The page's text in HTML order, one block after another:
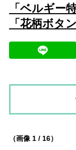
「ベルギー
「花柄ボタ
（画像 1 / 16）